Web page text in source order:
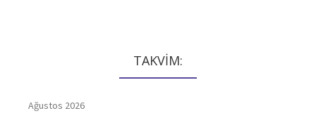
TAKVİM:
Ağustos 2026